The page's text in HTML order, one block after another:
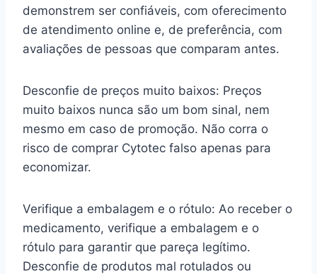
demonstrem ser confiáveis, com oferecimento
de atendimento online e, de preferência, com
avaliações de pessoas que comparam antes.
Desconfie de preços muito baixos: Preços
muito baixos nunca são um bom sinal, nem
mesmo em caso de promoção. Não corra o
risco de comprar Cytotec falso apenas para
economizar.
Verifique a embalagem e o rótulo: Ao receber o
medicamento, verifique a embalagem e o
rótulo para garantir que pareça legítimo.
Desconfie de produtos mal rotulados ou